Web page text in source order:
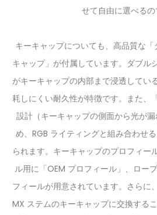
せて自由に選べるの
キーキャップについても、高品質な
キャップ」が付属しています。ダブル
がキーキャップの内部まで浸透してい
耗しにくい耐久性が特徴です。また、
設計（キーキャップの側面から光が
め、RGB ライティングと組み合わせ
られます。キーキャップのプロフィー
ル用に「OEM プロフィール」、ロー
フィールが用意されています。さらに
MX ステムのキーキャップに交換する